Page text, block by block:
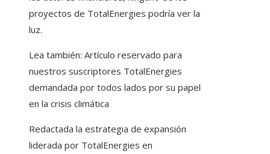
proyectos de TotalEnergies podría ver la
luz.
Lea también: Artículo reservado para
nuestros suscriptores TotalEnergies
demandada por todos lados por su papel
en la crisis climática
Redactada la estrategia de expansión
liderada por TotalEnergies en